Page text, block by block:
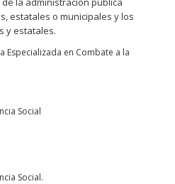
estatales o municipales y los
y estatales.
Especializada en Combate a la
Social
Social.